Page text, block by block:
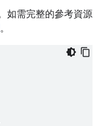
如需完整的參考資源
。